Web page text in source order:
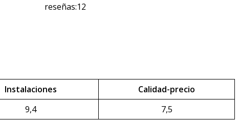
reseñas:12
Instalaciones
Calidad-precio
9,4 7,5